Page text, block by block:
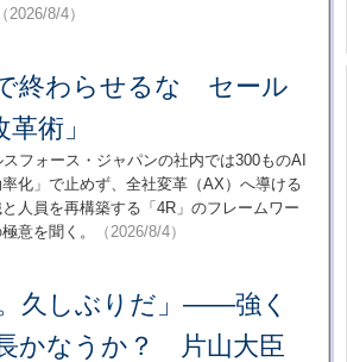
（2026/8/4）
終わらせるな セール
術」
フォース・ジャパンの社内では300ものAI
化」で止めず、全社変革（AX）へ導ける
人員を再構築する「4R」のフレームワー
意を聞く。
（2026/8/4）
久しぶりだ」――強く
かなうか？ 片山大臣